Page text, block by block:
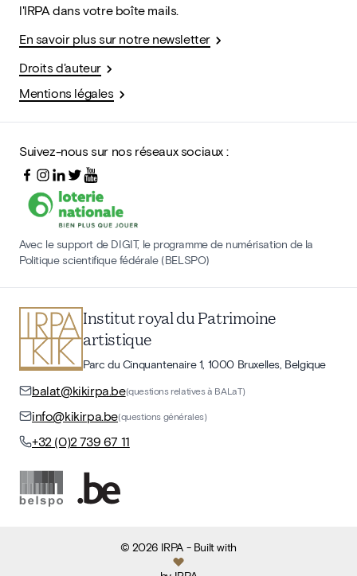
l'IRPA dans votre boîte mails.
En savoir plus sur notre newsletter
Droits d'auteur
Mentions légales
Suivez-nous sur nos réseaux sociaux :
Avec le support de DIGIT, le programme de numérisation de la
Politique scientifique fédérale (BELSPO)
Institut royal du Patrimoine
artistique
Parc du Cinquantenaire 1, 1000 Bruxelles, Belgique
balat@kikirpa.be(questions relatives à BALaT)
info@kikirpa.be(questions générales)
+32 (0)2 739 67 11
©2026 IRPA- Built with